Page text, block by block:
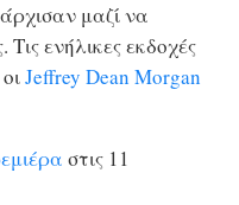
μαζί να
ενήλικες εκδοχές
Jeffrey Dean Morgan
στις 11